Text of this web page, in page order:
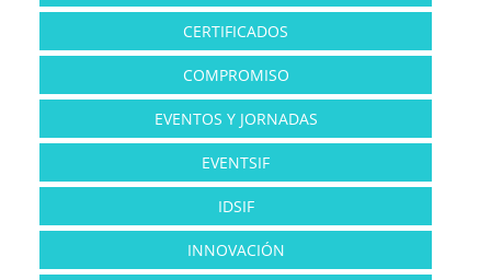
CERTIFICADOS
COMPROMISO
EVENTOS Y JORNADAS
EVENTSIF
IDSIF
INNOVACIÓN